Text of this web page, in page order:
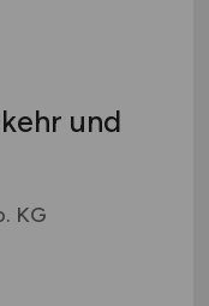
und
KG